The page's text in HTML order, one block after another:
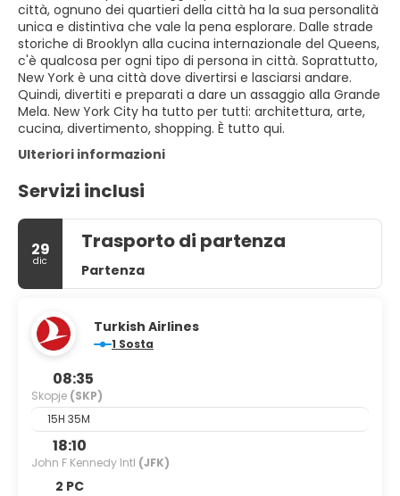
città, ognuno dei quartieri della città ha la sua personalità
unica e distintiva che vale la pena esplorare. Dalle strade
storiche di Brooklyn alla cucina internazionale del Queens,
c'è qualcosa per ogni tipo di persona in città. Soprattutto,
New York è una città dove divertirsi e lasciarsi andare.
Quindi, divertiti e preparati a dare un assaggio alla Grande
Mela. New York City ha tutto per tutti: architettura, arte,
cucina, divertimento, shopping. È tutto qui.
Ulteriori informazioni
Servizi inclusi
29
dic
Trasporto di partenza
Partenza
Turkish Airlines
1 Sosta
08:35
Skopje (SKP)
15H 35M
18:10
John F Kennedy Intl (JFK)
2 PC